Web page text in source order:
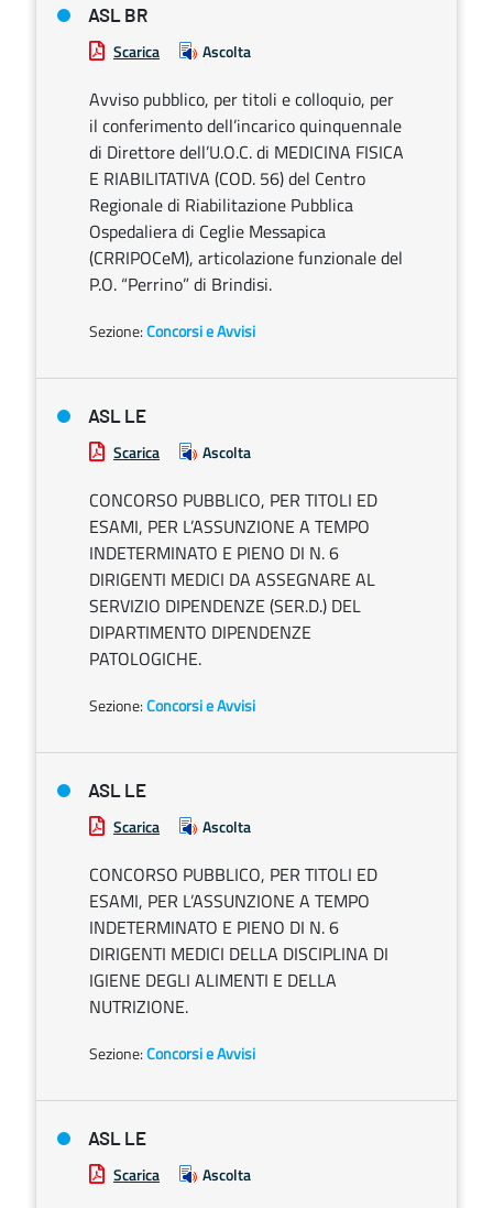
ASL BR
Scarica Ascolta
Avviso pubblico, per titoli e colloquio, per
il conferimento dell’incarico quinquennale
di Direttore dell’U.O.C. di MEDICINA FISICA
E RIABILITATIVA (COD. 56) del Centro
Regionale di Riabilitazione Pubblica
Ospedaliera di Ceglie Messapica
(CRRIPOCeM), articolazione funzionale del
P.O. “Perrino” di Brindisi.
Sezione:Concorsi e Avvisi
ASL LE
Scarica Ascolta
CONCORSO PUBBLICO, PER TITOLI ED
ESAMI, PER L’ASSUNZIONE A TEMPO
INDETERMINATO E PIENO DI N. 6
DIRIGENTI MEDICI DA ASSEGNARE AL
SERVIZIO DIPENDENZE (SER.D.) DEL
DIPARTIMENTO DIPENDENZE
PATOLOGICHE.
Sezione:Concorsi e Avvisi
ASL LE
Scarica Ascolta
CONCORSO PUBBLICO, PER TITOLI ED
ESAMI, PER L’ASSUNZIONE A TEMPO
INDETERMINATO E PIENO DI N. 6
DIRIGENTI MEDICI DELLA DISCIPLINA DI
IGIENE DEGLI ALIMENTI E DELLA
NUTRIZIONE.
Sezione:Concorsi e Avvisi
ASL LE
Scarica Ascolta